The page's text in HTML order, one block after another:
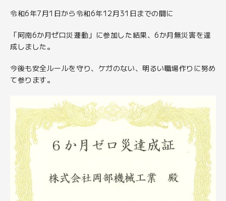
令和6年7月1日から令和6年12月31日までの間に
「阿南6か月ゼロ災運動」に参加した結果、6か月無災害を達
成しました。
今後も安全ルールを守り、ケガのない、明るい職場作りに努め
て参ります。